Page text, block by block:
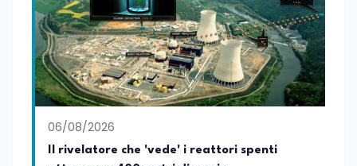
06/08/2026
Il rivelatore che 'vede' i reattori spenti